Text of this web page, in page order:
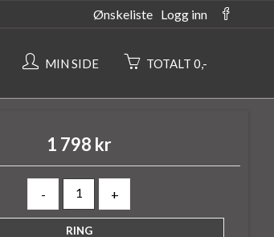
Ønskeliste Logg inn
MIN SIDE TOTALT 0,-
1 798 kr
- +